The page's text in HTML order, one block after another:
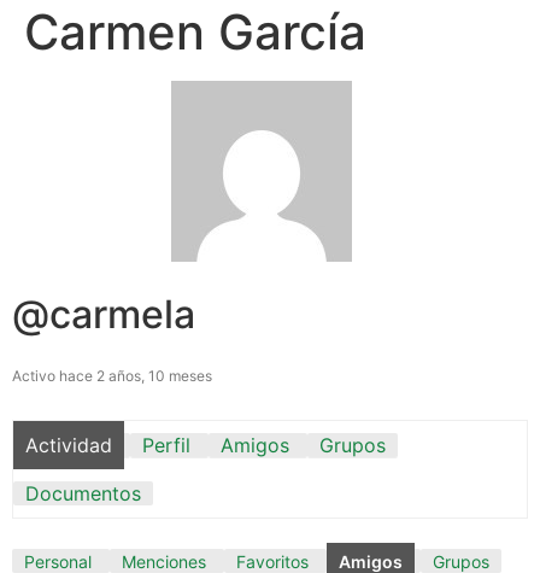
Carmen García
@carmela
Activo hace 2 años, 10 meses
Actividad Perfil Amigos
Grupos
Documentos
Personal Menciones Favoritos Amigos Grupos